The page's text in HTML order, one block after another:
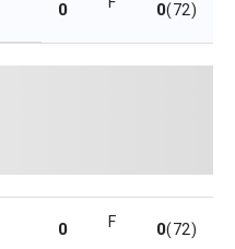
0 0(72)
0 F 0(72)